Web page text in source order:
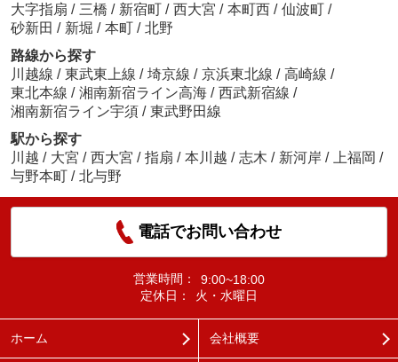
大字指扇 / 三橋 / 新宿町 / 西大宮 / 本町西 / 仙波町 /
砂新田 / 新堀 / 本町 / 北野
路線から探す
川越線 / 東武東上線 / 埼京線 / 京浜東北線 / 高崎線 /
東北本線 / 湘南新宿ライン高海 / 西武新宿線 /
湘南新宿ライン宇須 / 東武野田線
駅から探す
川越 / 大宮 / 西大宮 / 指扇 / 本川越 / 志木 / 新河岸 / 上福岡 /
与野本町 / 北与野
電話でお問い合わせ
営業時間：
9:00~18:00
定休日：
火・水曜日
ホーム 会社概要